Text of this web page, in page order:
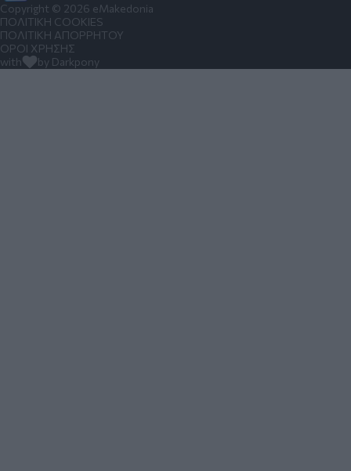
Copyright © 2026 eMakedonia
ΠΟΛΙΤΙΚΗ COOKIES
ΠΟΛΙΤΙΚΗ ΑΠΟΡΡΗΤΟΥ
ΟΡΟΙ ΧΡΗΣΗΣ
with
by Darkpony